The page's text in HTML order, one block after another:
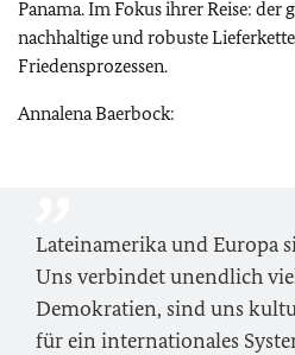
Panama. Im Fokus ihrer Reise: der
nachhaltige und robuste
Friedensprozessen.
Annalena Baerbock:
Lateinamerika und Europa
Uns verbindet unendlich
Demokratien, sind uns
für ein internationales